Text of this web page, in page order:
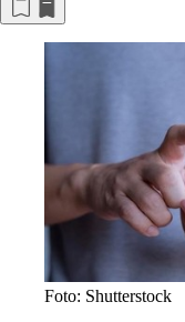
Foto: Shutterstock